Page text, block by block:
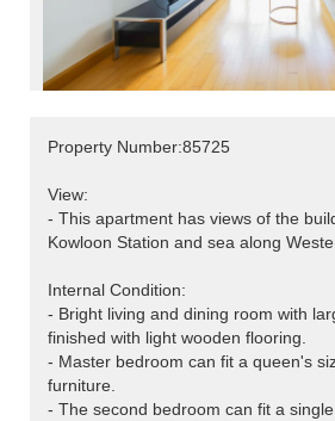
Property Number:85725
View:
- This apartment has views of the
Kowloon Station and sea along
Internal Condition:
- Bright living and dining room with
finished with light wooden flooring.
- Master bedroom can fit a queen's
furniture.
- The second bedroom can fit a